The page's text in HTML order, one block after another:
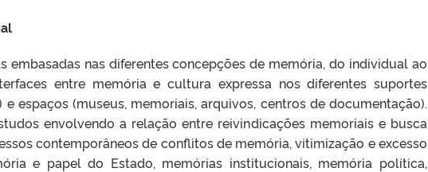
embasadas nas diferentes concepções de memória, do individual ao
entre memória e cultura expressa nos diferentes suportes
e espaços (museus, memoriais, arquivos, centros de documentação).
envolvendo a relação entre reivindicações memoriais e busca
contemporâneos de conflitos de memória, vitimização e excesso
e papel do Estado, memórias institucionais, memória política,